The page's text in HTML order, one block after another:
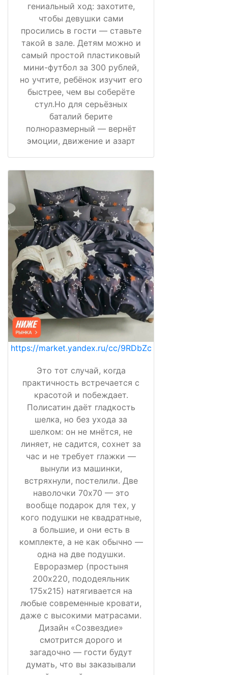
гениальный ход: захотите,
чтобы девушки сами
просились в гости — ставьте
такой в зале. Детям можно и
самый простой пластиковый
мини-футбол за 300 рублей,
но учтите, ребёнок изучит его
быстрее, чем вы соберёте
стул.Но для серьёзных
баталий берите
полноразмерный — вернёт
эмоции, движение и азарт
https://market.yandex.ru/cc/9RDbZc
Это тот случай, когда
практичность встречается с
красотой и побеждает.
Полисатин даёт гладкость
шелка, но без ухода за
шелком: он не мнётся, не
линяет, не садится, сохнет за
час и не требует глажки —
вынули из машинки,
встряхнули, постелили. Две
наволочки 70х70 — это
вообще подарок для тех, у
кого подушки не квадратные,
а большие, и они есть в
комплекте, а не как обычно —
одна на две подушки.
Евроразмер (простыня
200х220, пододеяльник
175х215) натягивается на
любые современные кровати,
даже с высокими матрасами.
Дизайн «Созвездие»
смотрится дорого и
загадочно — гости будут
думать, что вы заказывали